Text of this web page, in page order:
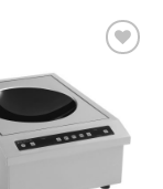
önskelistan